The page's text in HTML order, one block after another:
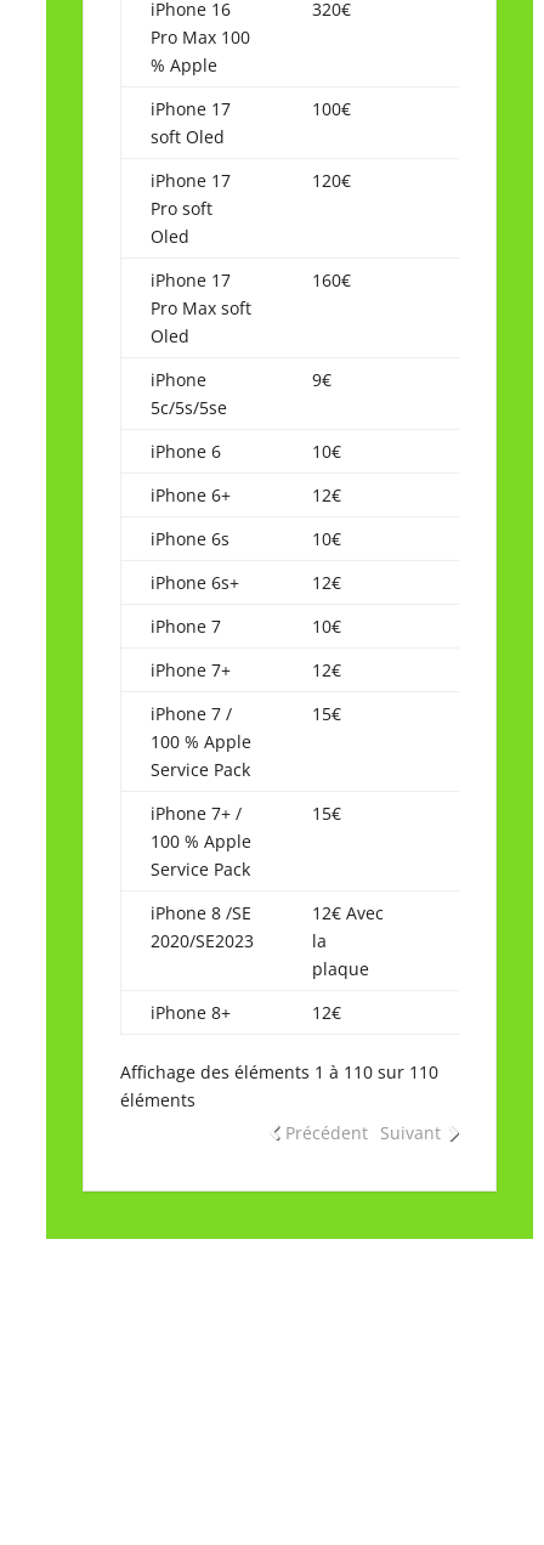
iPhone 16
Pro Max 100
% Apple
320€
iPhone 17
soft Oled
100€
iPhone 17
Pro soft
Oled
120€
iPhone 17
Pro Max soft
Oled
160€
iPhone
5c/5s/5se
9€
iPhone 6
10€
iPhone 6+
12€
iPhone 6s
10€
iPhone 6s+
12€
iPhone 7
10€
iPhone 7+
12€
iPhone 7 /
100 % Apple
Service Pack
15€
iPhone 7+ /
100 % Apple
Service Pack
15€
iPhone 8 /SE
2020/SE2023
12€ Avec
la
plaque
iPhone 8+
12€
Affichage des éléments 1 à 110 sur 110
éléments
Précédent Suivant